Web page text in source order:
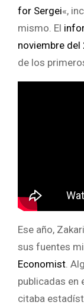
for Sergei«,
mismo. El
noviembre del
de los
Ese año,
sus fuentes
Economist .
publicadas en
citaba